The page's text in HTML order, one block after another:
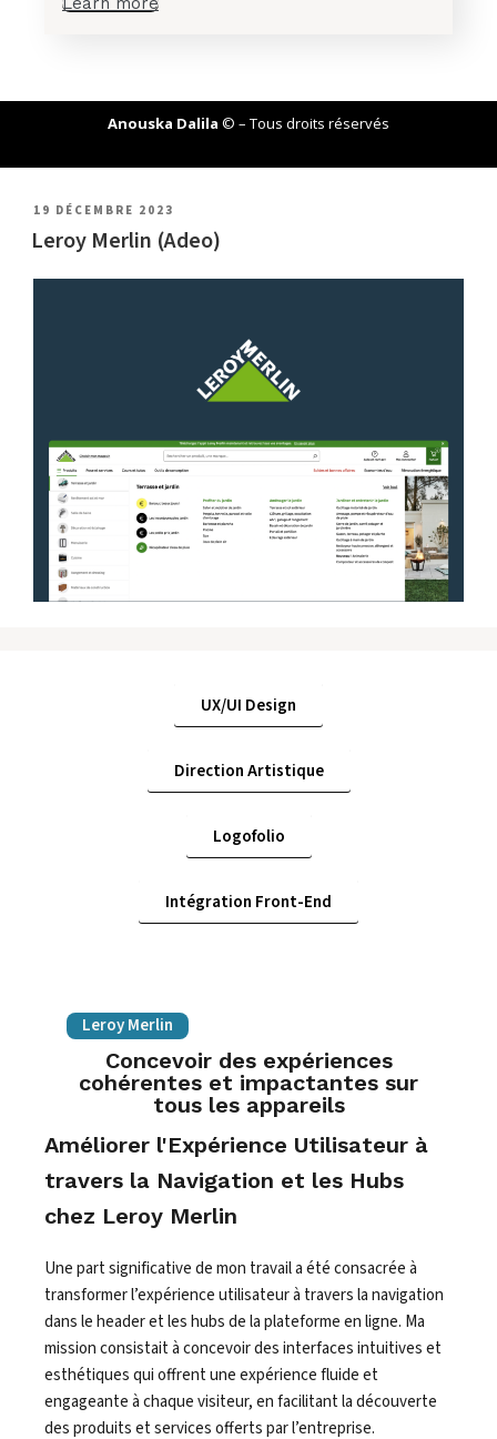
Anouska Dalila © – Tous droits réservés
19 DÉCEMBRE 2023
Leroy Merlin (Adeo)
UX/UI Design
Direction Artistique
Logofolio
Intégration Front-End
Leroy Merlin
Concevoir des expériences
cohérentes et impactantes sur
tous les appareils
Améliorer l'Expérience Utilisateur à
travers la Navigation et les Hubs
chez Leroy Merlin
Une part significative de mon travail a été consacrée à
transformer l’expérience utilisateur à travers la navigation
dans le header et les hubs de la plateforme en ligne. Ma
mission consistait à concevoir des interfaces intuitives et
esthétiques qui offrent une expérience fluide et
engageante à chaque visiteur, en facilitant la découverte
des produits et services offerts par l’entreprise.